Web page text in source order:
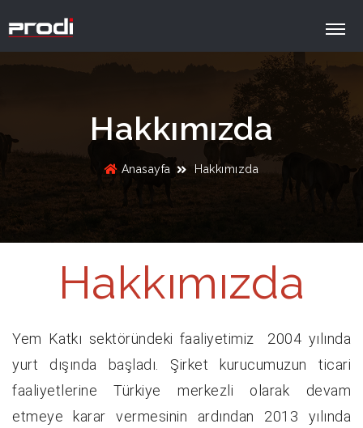
Hakkımızda
Anasayfa Hakkımızda
Hakkımızda
Yem Katkı sektöründeki faaliyetimiz 2004 yılında
yurt dışında başladı. Şirket kurucumuzun ticari
faaliyetlerine Türkiye merkezli olarak devam
etmeye karar vermesinin ardından 2013 yılında